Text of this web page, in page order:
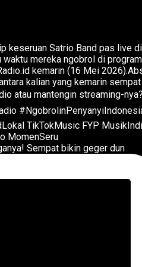
Sempat bikin geger dun